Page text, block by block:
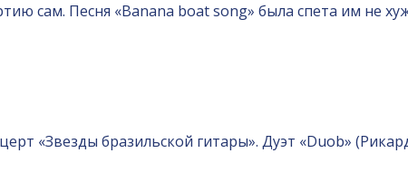
сам. Песня «Banana boat song» была спета им не
«Звезды бразильской гитары». Дуэт «Duob»